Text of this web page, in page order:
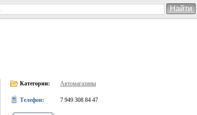
Категории: Автомагазины
Телефон: 7 949 308 84 47